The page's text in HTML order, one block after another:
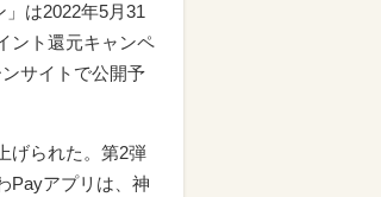
は2022年5月31
ント還元キャンペ
サイトで公開予
げられた。第2弾
Payアプリは、神